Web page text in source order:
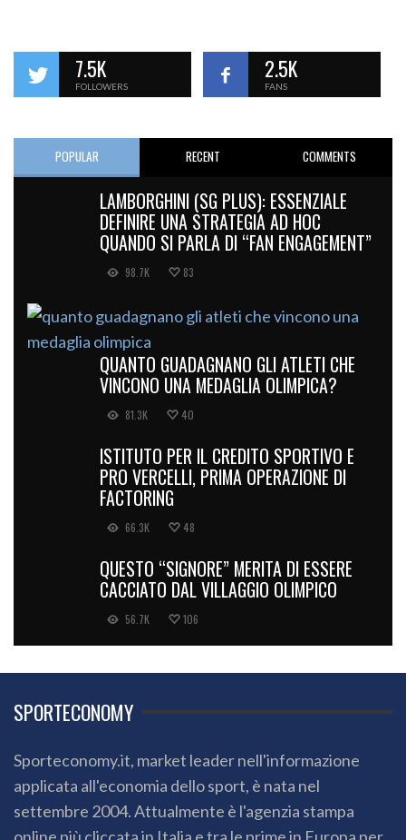
7.5K
FOLLOWERS
2.5K
FANS
POPULAR RECENT COMMENTS
LAMBORGHINI (SG PLUS): ESSENZIALE
DEFINIRE UNA STRATEGIA AD HOC
QUANDO SI PARLA DI “FAN ENGAGEMENT”
98.7K 83
QUANTO GUADAGNANO GLI ATLETI CHE
VINCONO UNA MEDAGLIA OLIMPICA?
81.3K 40
ISTITUTO PER IL CREDITO SPORTIVO E
PRO VERCELLI, PRIMA OPERAZIONE DI
FACTORING
66.3K 48
QUESTO “SIGNORE” MERITA DI ESSERE
CACCIATO DAL VILLAGGIO OLIMPICO
56.7K 106
SPORTECONOMY
Sporteconomy.it, market leader nell'informazione
applicata all'economia dello sport, è nata nel
settembre 2004. Attualmente è l'agenzia stampa